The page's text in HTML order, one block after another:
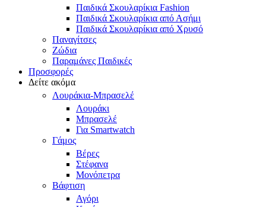
Παιδικά Σκουλαρίκια Fashion
Παιδικά Σκουλαρίκια από Ασήμι
Παιδικά Σκουλαρίκια από Χρυσό
Παναγίτσες
Ζώδια
Παραμάνες Παιδικές
Προσφορές
Δείτε ακόμα
Λουράκια-Μπρασελέ
Λουράκι
Μπρασελέ
Για Smartwatch
Γάμος
Βέρες
Στέφανα
Μονόπετρα
Βάφτιση
Αγόρι